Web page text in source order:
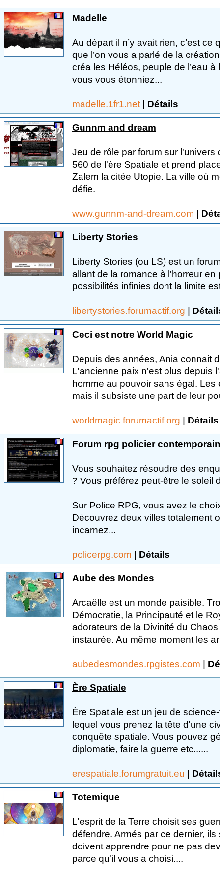
Madelle
Au départ il n’y avait rien, c’est ce
que l’on vous a parlé de la
créa les Héléos, peuple de l’eau
vous vous étonniez...
madelle.1fr1.net | Détails
Gunnm and dream
Jeu de rôle par forum sur
560 de l'ère Spatiale et prend
Zalem la citée Utopie. La ville où
défie.
www.gunnm-and-dream.com |
Liberty Stories
Liberty Stories (ou LS) est un
allant de la romance à l'horreur en
possibilités infinies dont la limite
libertystories.forumactif.org |
Ceci est notre World Magic
Depuis des années, Ania connait
L'ancienne paix n'est plus depuis
homme au pouvoir sans égal.
mais il subsiste une part de leur
worldmagic.forumactif.org | Détails
Forum rpg policier contemporain
Vous souhaitez résoudre des
? Vous préférez peut-être le soleil
Sur Police RPG, vous avez le
Découvrez deux villes totalement
incarnez...
policerpg.com | Détails
Aube des Mondes
Arcaëlle est un monde paisible.
Démocratie, la Principauté et le
adorateurs de la Divinité du
instaurée. Au même moment les
aubedesmondes.rpgistes.com |
Ère Spatiale
Ère Spatiale est un jeu de
lequel vous prenez la tête d'une
conquête spatiale. Vous pouvez
diplomatie, faire la guerre etc......
erespatiale.forumgratuit.eu |
Totemique
L'esprit de la Terre choisit ses
défendre. Armés par ce dernier,
doivent apprendre pour ne pas
parce qu'il vous a choisi....